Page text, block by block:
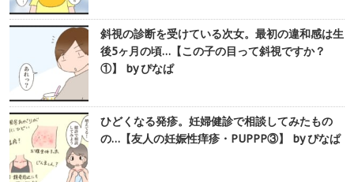
斜視の診断を受けている次女。最初の違和感は生
後5ヶ月の頃…【この子の目って斜視ですか？
①】 by ぴなぱ
ひどくなる発疹。妊婦健診で相談してみたもの
の…【友人の妊娠性痒疹・PUPPP③】 by ぴなぱ